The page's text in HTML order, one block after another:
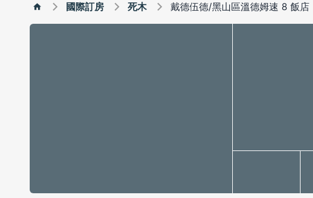
國際訂房 死木 戴德伍德/黑山區溫德姆速 8 飯店